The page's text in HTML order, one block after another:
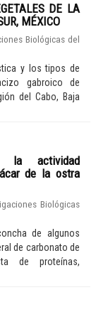
DE LA
MÉXICO
Biológicas del
y los tipos de
gabroico de
del Cabo, Baja
la actividad
de la ostra
Biológicas
de algunos
de carbonato de
de proteínas,